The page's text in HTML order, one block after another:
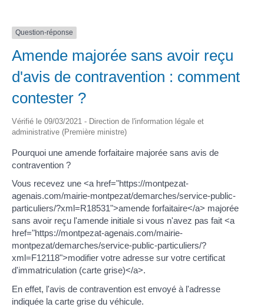
Question-réponse
Amende majorée sans avoir reçu
d'avis de contravention : comment
contester ?
Vérifié le 09/03/2021 - Direction de l'information légale et
administrative (Première ministre)
Pourquoi une amende forfaitaire majorée sans avis de
contravention ?
Vous recevez une <a href="https://montpezat-
agenais.com/mairie-montpezat/demarches/service-public-
particuliers/?xml=R18531">amende forfaitaire</a> majorée
sans avoir reçu l'amende initiale si vous n'avez pas fait <a
href="https://montpezat-agenais.com/mairie-
montpezat/demarches/service-public-particuliers/?
xml=F12118">modifier votre adresse sur votre certificat
d'immatriculation (carte grise)</a>.
En effet, l'avis de contravention est envoyé à l'adresse
indiquée la carte grise du véhicule.